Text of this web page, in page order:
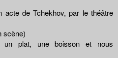
acte de Tchekhov, par le théâtre
scène)
un plat, une boisson et nous